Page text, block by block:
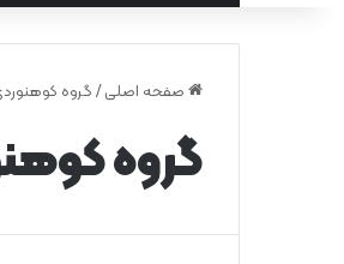
صفحه اصلی / گروه
گروه